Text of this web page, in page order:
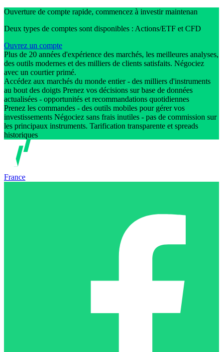
Ouverture de compte rapide, commencez à investir maintenan
Deux types de comptes sont disponibles : Actions/ETF et CFD
Ouvrez un compte
Plus de 20 années d'expérience des marchés, les meilleures analyses,
des outils modernes et des milliers de clients satisfaits. Négociez
avec un courtier primé.
Accédez aux marchés du monde entier - des milliers d'instruments
au bout des doigts Prenez vos décisions sur base de données
actualisées - opportunités et recommandations quotidiennes
Prenez les commandes - des outils mobiles pour gérer vos
investissements Négociez sans frais inutiles - pas de commission sur
les principaux instruments. Tarification transparente et spreads
historiques
France